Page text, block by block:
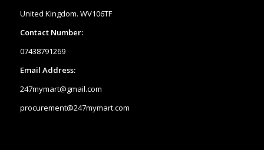
United Kingdom. WV106TF
Contact Number:
07438791269
Email Address:
247mymart@gmail.com
procurement@247mymart.com